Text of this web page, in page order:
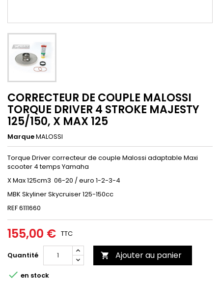
CORRECTEUR DE COUPLE MALOSSI
TORQUE DRIVER 4 STROKE MAJESTY
125/150, X MAX 125
MarqueMALOSSI
Torque Driver correcteur de couple Malossi adaptable Maxi
scooter 4 temps Yamaha
X Max 125cm3 06-20 / euro 1-2-3-4
MBK Skyliner Skycruiser 125-150cc
REF 6111660
155,00 € TTC
Quantité  Ajouter au panier
 en stock